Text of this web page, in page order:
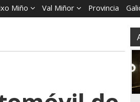
Miño Val Miñor Provincia